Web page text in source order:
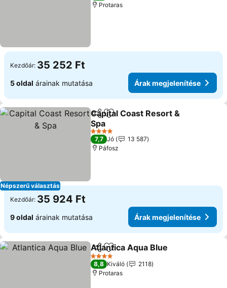
Protaras
Kezdőár: 35 252 Ft
5 oldal árainak mutatása Árak megjelenítése
Népszerű választás
Megosztás
Hozzáadás a kedvencekhez
Capital Coast Resort &
Spa
4 Kategória
7,7 Jó
13 587
Páfosz
Kezdőár: 35 924 Ft
9 oldal árainak mutatása Árak megjelenítése
Megosztás
Hozzáadás a kedvencekhez
Atlantica Aqua Blue
4 Kategória
8,8 Kiváló
2118
Protaras